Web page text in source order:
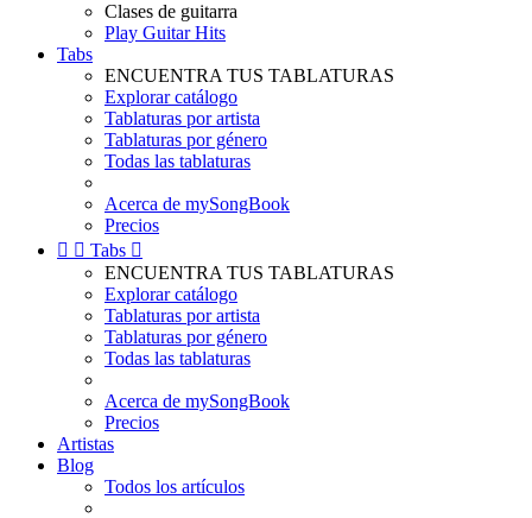
Clases de guitarra
Play Guitar Hits
Tabs
ENCUENTRA TUS TABLATURAS
Explorar catálogo
Tablaturas por artista
Tablaturas por género
Todas las tablaturas
Acerca de mySongBook
Precios
  Tabs 
ENCUENTRA TUS TABLATURAS
Explorar catálogo
Tablaturas por artista
Tablaturas por género
Todas las tablaturas
Acerca de mySongBook
Precios
Artistas
Blog
Todos los artículos